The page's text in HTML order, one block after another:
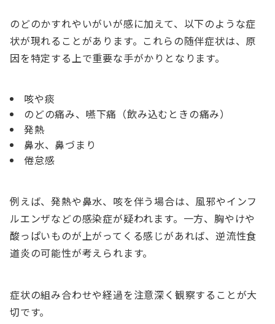
のどのかすれやいがいが感に加えて、以下のような症
状が現れることがあります。これらの随伴症状は、原
因を特定する上で重要な手がかりとなります。
咳や痰
のどの痛み、嚥下痛（飲み込むときの痛み）
発熱
鼻水、鼻づまり
倦怠感
例えば、発熱や鼻水、咳を伴う場合は、風邪やインフ
ルエンザなどの感染症が疑われます。一方、胸やけや
酸っぱいものが上がってくる感じがあれば、逆流性食
道炎の可能性が考えられます。
症状の組み合わせや経過を注意深く観察することが大
切です。